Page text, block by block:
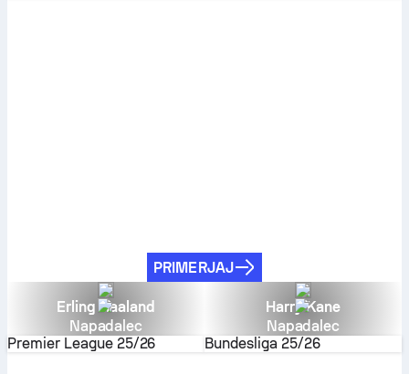
PRIMERJAJ
Erling Haaland
Napadalec
Premier League 25/26
Harry Kane
Napadalec
Bundesliga 25/26